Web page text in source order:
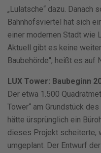
„Lulatsche“ dazu. Danach
Bahnhofsviertel hat sich
einer modernen Stadt wie
Aktuell gibt es keine
Baubehörde“, heißt es auf
LUX Tower: Baubeginn
Der etwa 1.500
Tower“ am Grundstück
hätte ürsprünglich ein
dieses Projekt scheiterte,
umgeplant. Der Entwurf